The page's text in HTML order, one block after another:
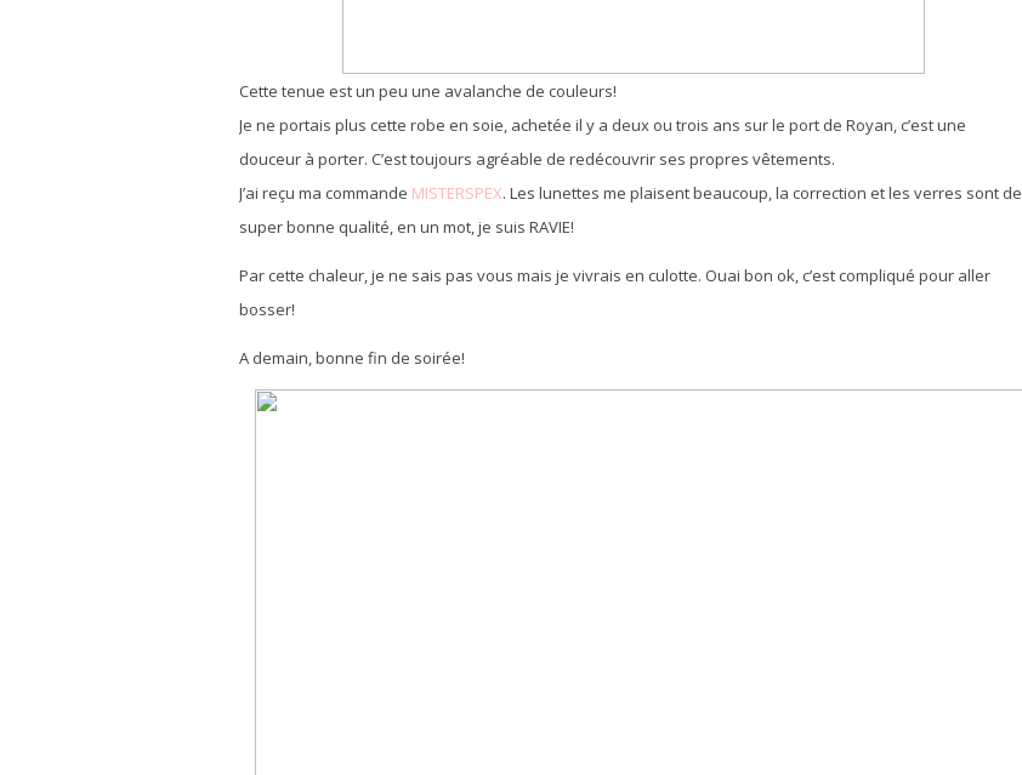
Cette tenue est un peu une avalanche de couleurs!
Je ne portais plus cette robe en soie, achetée il y a deux ou trois ans sur le port de Royan, c’est une
douceur à porter. C’est toujours agréable de redécouvrir ses propres vêtements.
J’ai reçu ma commande MISTERSPEX. Les lunettes me plaisent beaucoup, la correction et les verres sont de
super bonne qualité, en un mot, je suis RAVIE!
Par cette chaleur, je ne sais pas vous mais je vivrais en culotte. Ouai bon ok, c’est compliqué pour aller
bosser!
A demain, bonne fin de soirée!